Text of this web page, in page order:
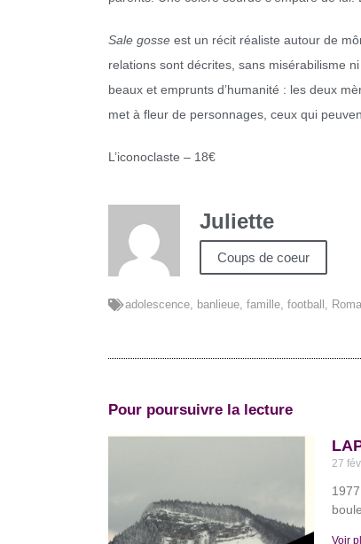
Sale gosse est un récit réaliste autour de
relations sont décrites, sans misérabilisme
beaux et emprunts d’humanité : les deux
met à fleur de personnages, ceux qui
L’iconoclaste – 18€
Juliette
Coups de coeur
adolescence, banlieue, famille, football ,
Pour poursuivre la lecture
27
Voir